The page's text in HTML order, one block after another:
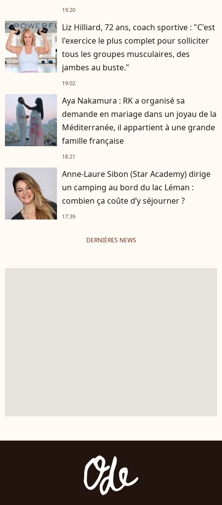
19:20
Liz Hilliard, 72 ans, coach sportive : "C'est
l'exercice le plus complet pour solliciter
tous les groupes musculaires, des
jambes au buste."
19:02
Aya Nakamura : RK a organisé sa
demande en mariage dans un joyau de la
Méditerranée, il appartient à une grande
famille française
18:21
Anne-Laure Sibon (Star Academy) dirige
un camping au bord du lac Léman :
combien ça coûte d’y séjourner ?
17:39
DERNIÈRES NEWS